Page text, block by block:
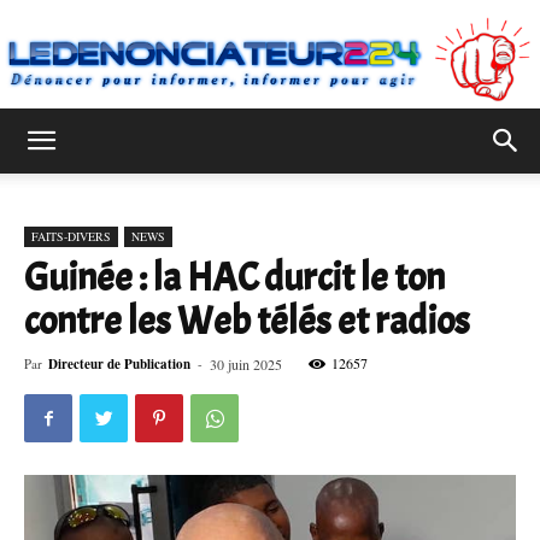
FAITS-DIVERS NEWS
Guinée : la HAC durcit le ton
contre les Web télés et radios
Par Directeur de Publication - 30 juin 2025 12657